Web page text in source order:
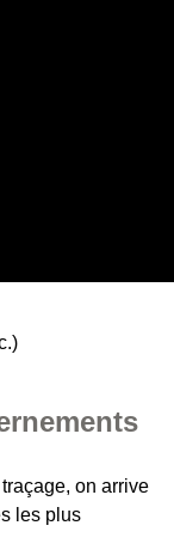
on arrive
les plus